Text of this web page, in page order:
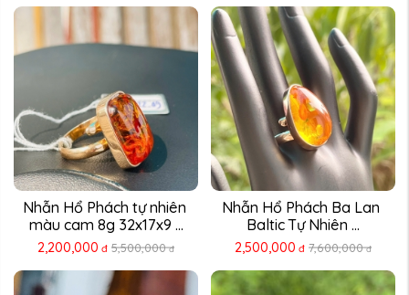
Nhẫn Hổ Phách tự nhiên
màu cam 8g 32x17x9 ...
2,200,000 đ 5,500,000 đ
Nhẫn Hổ Phách Ba Lan
Baltic Tự Nhiên ...
2,500,000 đ 7,600,000 đ